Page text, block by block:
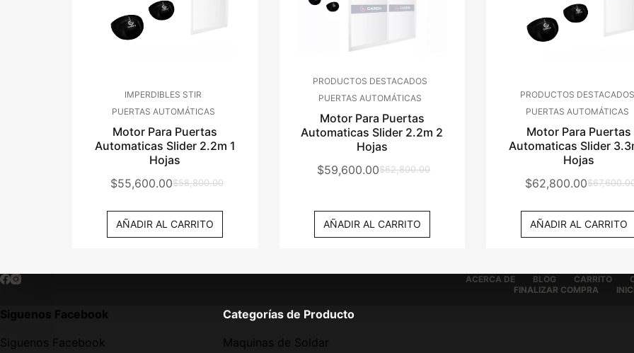
IMPERDIBLES STIR
PUERTAS AUTOMÁTICAS
Motor Para Puertas
Automaticas Slider 2.2m 1
Hojas
$58,800.00
El
Precio
Original
$55,600.00
El
Precio
Actual
AÑADIR AL CARRITO
PRODUCTOS DESTACADOS
PUERTAS AUTOMÁTICAS
Motor Para Puertas
Automaticas Slider 2.2m 2
Hojas
$62,800.00
El
Original
$59,600.00
El
Actual
AÑADIR AL CARRITO
PRODUCTOS DESTACADOS
PUERTAS AUTOMÁTICAS
Motor Para Puertas
Automaticas Slider
Hojas
$
El
Precio
Original
$62,800.00
El
Precio
Actual
AÑADIR AL CARRITO
ACERCA DE BLOG CARRITO
FINALIZAR COMPRA
Siguenos Facebook
Siguenos Facebook
Categorías de Producto
Maquinas de Soldar